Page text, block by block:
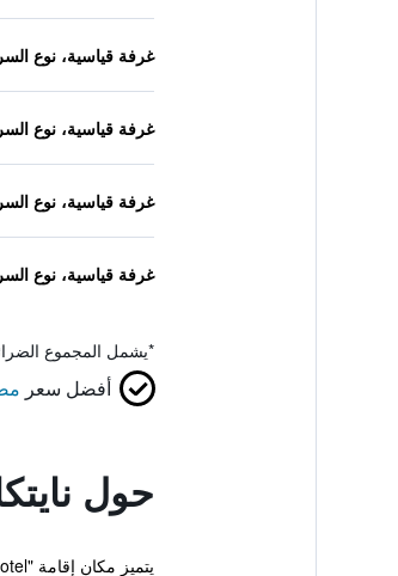
غرفة قياسية، نوع
غرفة قياسية، نوع
غرفة قياسية، نوع
غرفة قياسية، نوع
*يشمل المجموع
أفضل سعر
حول